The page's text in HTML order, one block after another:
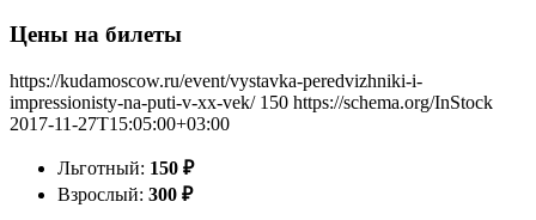
Цены на билеты
https://kudamoscow.ru/event/vystavka-peredvizhniki-i-
impressionisty-na-puti-v-xx-vek/ 150 https://schema.org/InStock
2017-11-27T15:05:00+03:00
Льготный: 150 ₽
Взрослый: 300 ₽